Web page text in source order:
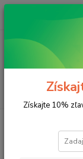
(Po-Pia, 8-17 hod.)
Šachta-
Získajte 10%